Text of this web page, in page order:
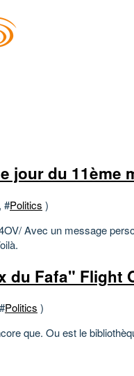
jour du 11ème
, #Politics )
Avec un message
du Fafa" Flight
Politics )
que. Ou est le